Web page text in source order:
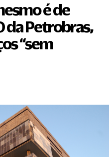
é de
da Petrobras,
“sem